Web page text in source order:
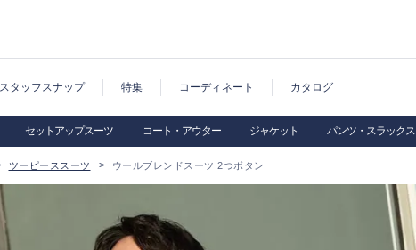
スタッフスナップ 特集 コーディネート カタログ
セットアップスーツ コート・アウター ジャケット パンツ・スラックス
ツーピーススーツ ウールブレンドスーツ 2つボタン